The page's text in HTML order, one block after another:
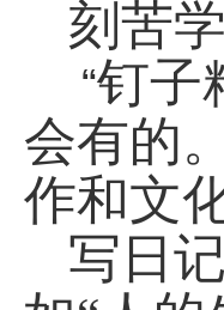
刻苦
“钉子
会有的
作和文
写日